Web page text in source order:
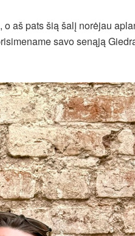
aš pats šią šalį norėjau
savo senąją